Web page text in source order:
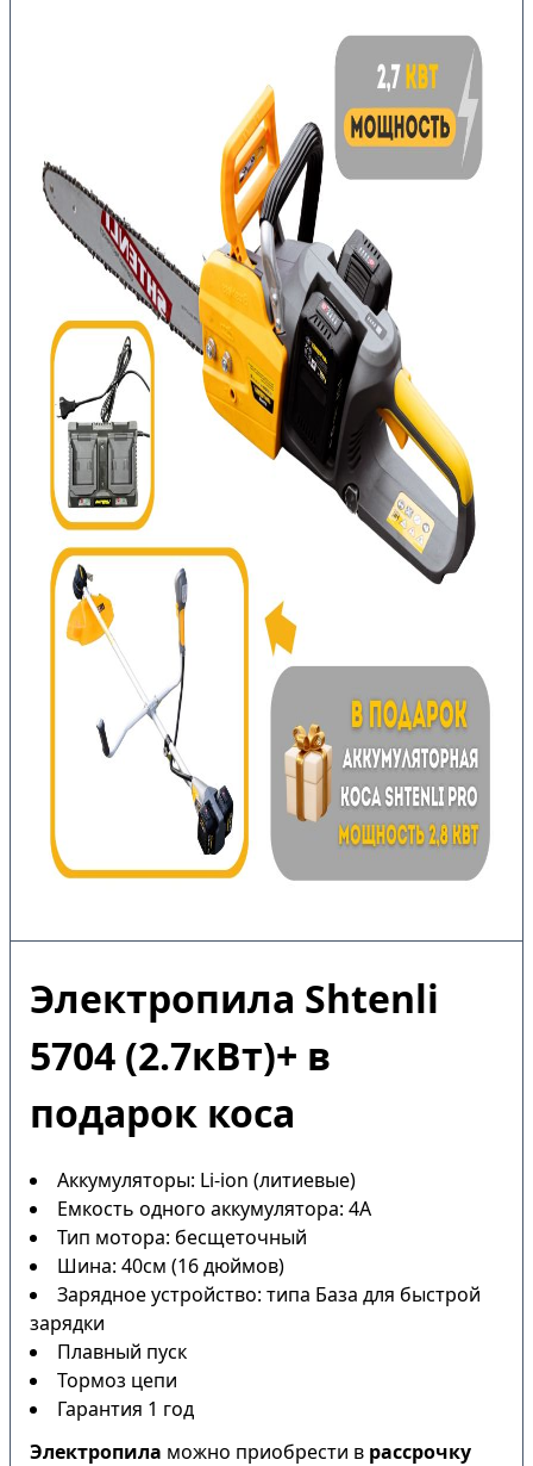
Электропила Shtenli
5704 (2.7кВт)+ в
подарок коса
Аккумуляторы: Li-ion (литиевые)
Емкость одного аккумулятора: 4А
Тип мотора: бесщеточный
Шина: 40см (16 дюймов)
Зарядное устройство: типа База для быстрой
зарядки
Плавный пуск
Тормоз цепи
Гарантия 1 год
Электропила можно приобрести в рассрочку